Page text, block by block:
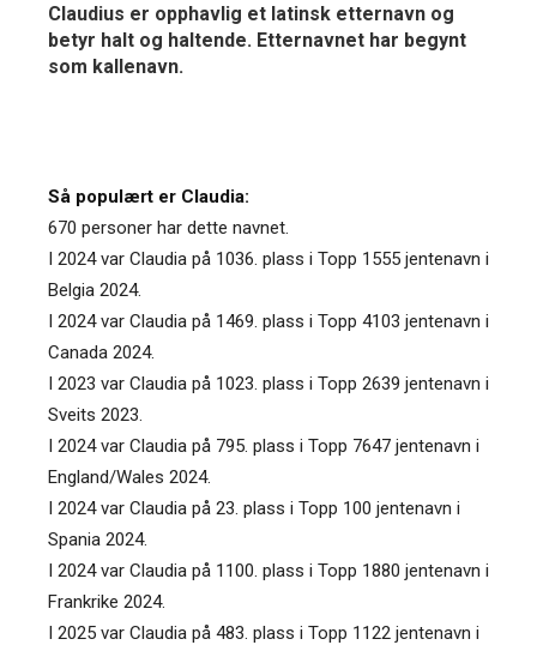
Claudius er opphavlig et latinsk etternavn og
betyr halt og haltende. Etternavnet har begynt
som kallenavn.
Så populært er Claudia:
670 personer har dette navnet.
I 2024 var Claudia på 1036. plass i Topp 1555 jentenavn i
Belgia 2024.
I 2024 var Claudia på 1469. plass i Topp 4103 jentenavn i
Canada 2024.
I 2023 var Claudia på 1023. plass i Topp 2639 jentenavn i
Sveits 2023.
I 2024 var Claudia på 795. plass i Topp 7647 jentenavn i
England/Wales 2024.
I 2024 var Claudia på 23. plass i Topp 100 jentenavn i
Spania 2024.
I 2024 var Claudia på 1100. plass i Topp 1880 jentenavn i
Frankrike 2024.
I 2025 var Claudia på 483. plass i Topp 1122 jentenavn i